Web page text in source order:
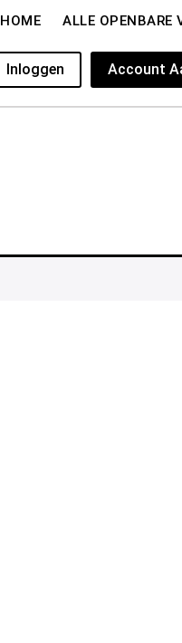
HOME ALLE OPENBARE
Inloggen Account